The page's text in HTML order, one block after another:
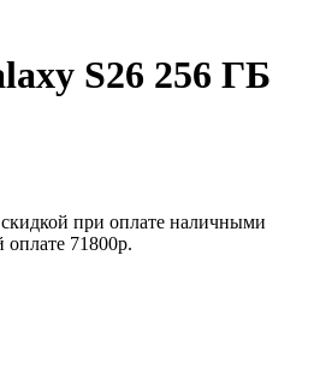
S26 256 ГБ
при оплате наличными
71800р.